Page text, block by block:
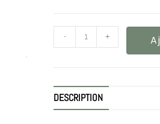
- +
DESCRIPTION